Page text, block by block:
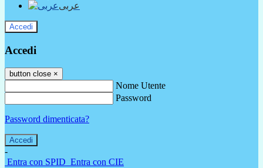
عربى
Accedi
Accedi
button close ×
Nome Utente
Password
Password dimenticata?
-
Entra con SPID Entra con CIE